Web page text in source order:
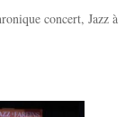
concert, Jazz à